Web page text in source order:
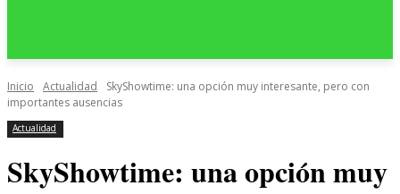
Inicio Actualidad
SkyShowtime: una opción muy interesante, pero con
importantes ausencias
Actualidad
SkyShowtime: una opción muy